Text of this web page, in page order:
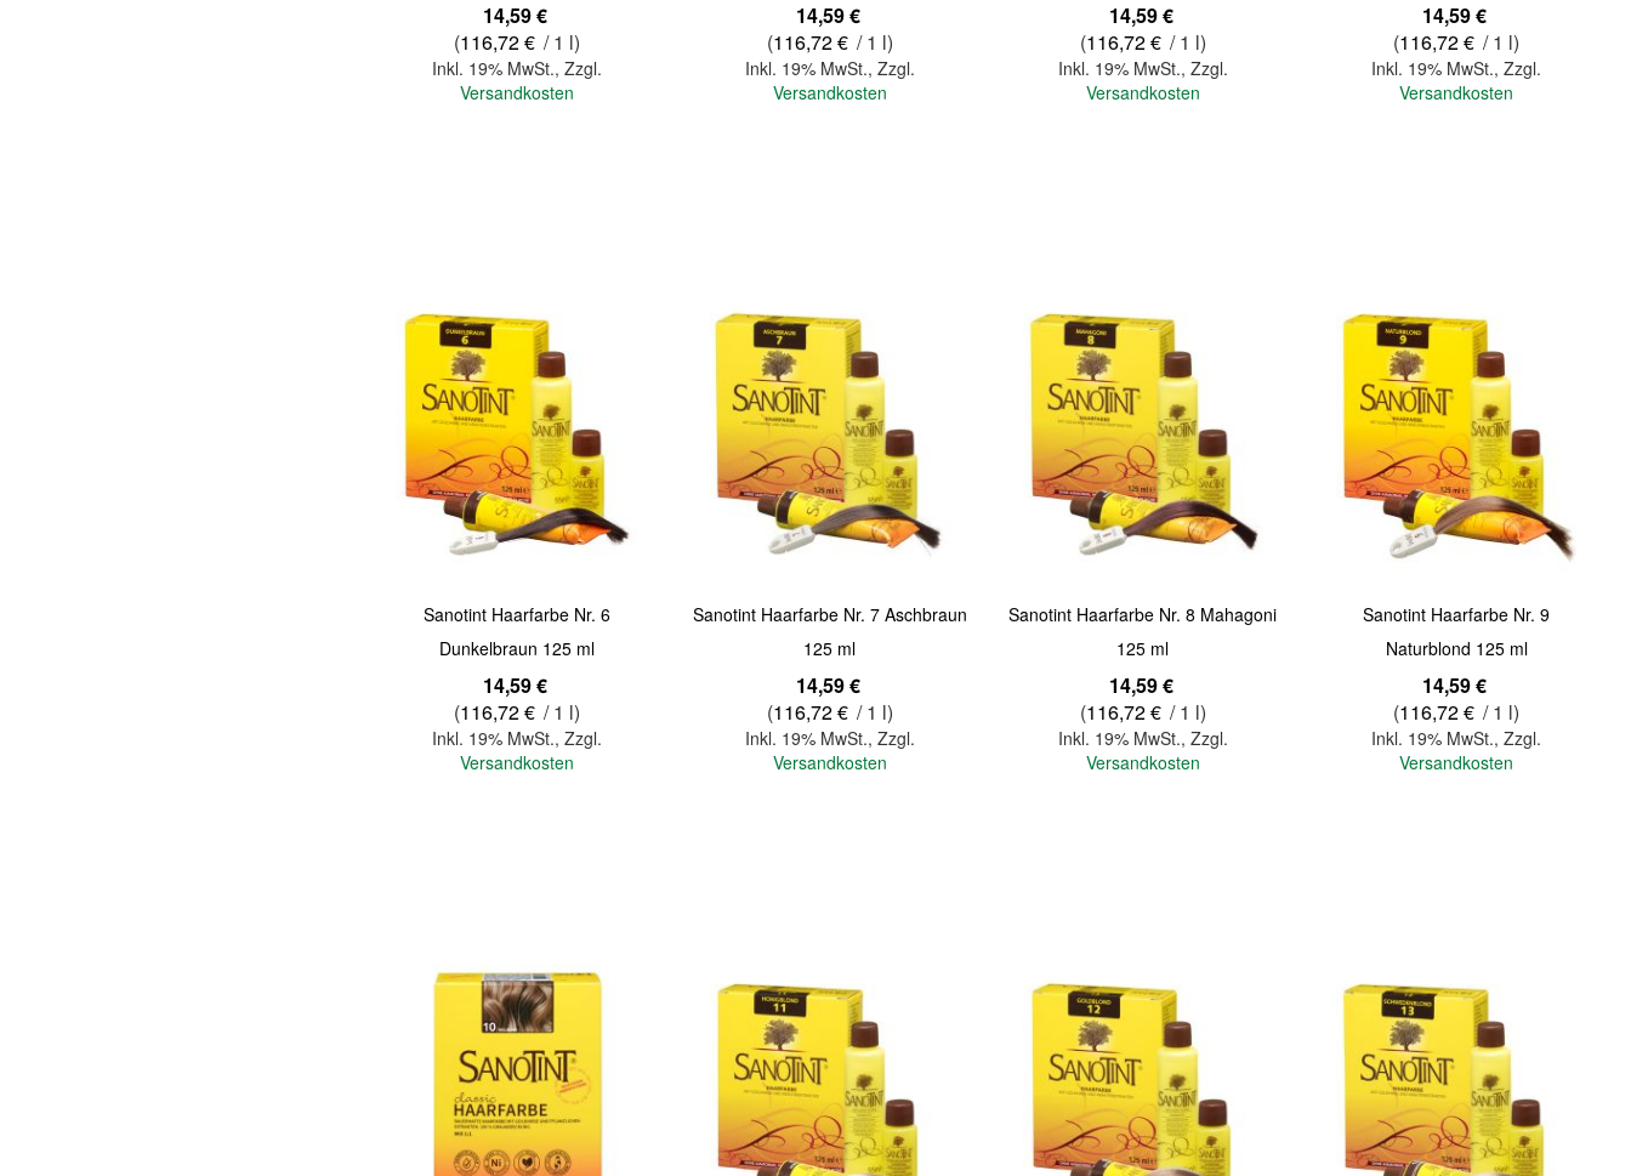
14,59 €
(116,72 € / 1 l)
Inkl. 19% MwSt., Zzgl.
Versandkosten
Quickview
14,59 €
(116,72 € / 1 l)
Inkl. 19% MwSt., Zzgl.
Versandkosten
Quickview
14,59 €
(116,72 € / 1 l)
Inkl. 19% MwSt., Zzgl.
Versandkosten
Quickview
14,59 €
(116,72 € / 1 l)
Inkl. 19% MwSt.,Zzgl.
Versandkosten
Quickview
Sanotint Haarfarbe Nr. 6
Dunkelbraun 125 ml
14,59 €
(116,72 € / 1 l)
Inkl. 19% MwSt., Zzgl.
Versandkosten
Quickview
Sanotint Haarfarbe Nr. 7 Aschbraun
125 ml
14,59 €
(116,72 € / 1 l)
Inkl. 19% MwSt., Zzgl.
Versandkosten
Quickview
Sanotint Haarfarbe Nr. 8 Mahagoni
125 ml
14,59 €
(116,72 € / 1 l)
Inkl. 19% MwSt., Zzgl.
Versandkosten
Quickview
Sanotint Haarfarbe Nr. 9
Naturblond 125 ml
14,59 €
(116,72 € / 1 l)
Inkl. 19% MwSt.,Zzgl.
Versandkosten
Quickview